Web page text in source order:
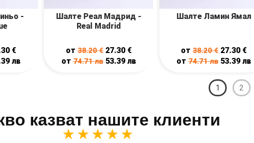
-
€
лв
Шалте Реал Мадрид -
Real Madrid
от38.20€ 27.30 €
от74.71лв 53.39 лв
Шалте Ламин Ямал
от38.20€ 27.30 €
от74.71лв 53.39лв
1 2
казват нашите клиенти
★★★★★